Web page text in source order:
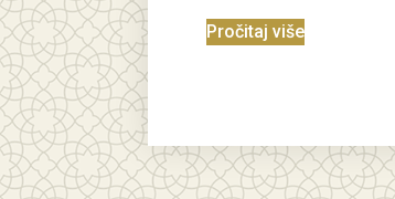
Pročitaj više